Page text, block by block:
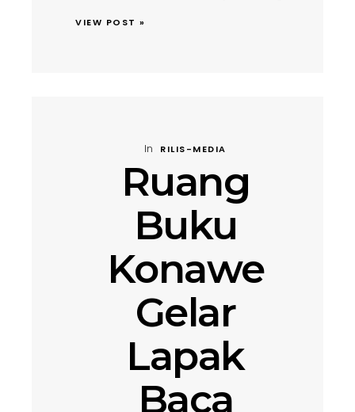
VIEW POST »
In RILIS-MEDIA
Ruang
Buku
Konawe
Gelar
Lapak
Baca